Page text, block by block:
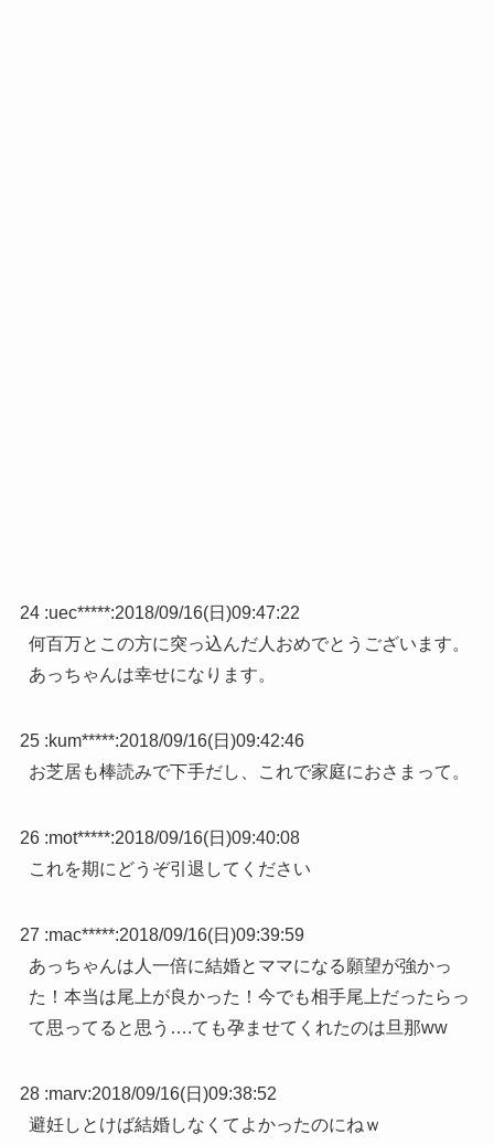
24 :uec*****:2018/09/16(日)09:47:22
何百万とこの方に突っ込んだ人おめでとうございます。
あっちゃんは幸せになります。
25 :kum*****:2018/09/16(日)09:42:46
お芝居も棒読みで下手だし、これで家庭におさまって。
26 :mot*****:2018/09/16(日)09:40:08
これを期にどうぞ引退してください
27 :mac*****:2018/09/16(日)09:39:59
あっちゃんは人一倍に結婚とママになる願望が強かっ
た！本当は尾上が良かった！今でも相手尾上だったらっ
て思ってると思う….ても孕ませてくれたのは旦那ww
28 :marv:2018/09/16(日)09:38:52
避妊しとけば結婚しなくてよかったのにねｗ